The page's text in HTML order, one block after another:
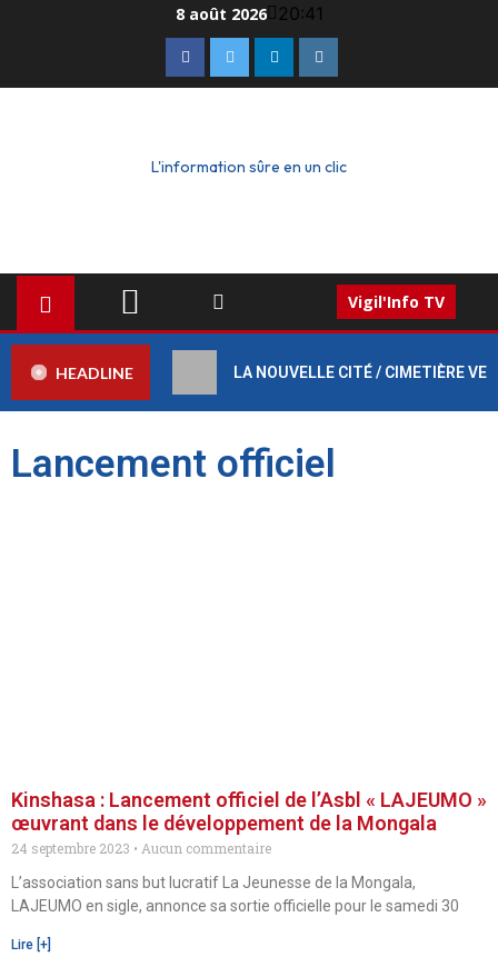
8 août 2026 20:41
L'information sûre en un clic
Vigil'Info TV
HEADLINE LA NOUVELLE CITÉ / CIMETIÈRE
Lancement officiel
Kinshasa : Lancement officiel de l’Asbl « LAJEUMO »
œuvrant dans le développement de la Mongala
24 septembre 2023
Aucun commentaire
L’association sans but lucratif La Jeunesse de la Mongala,
LAJEUMO en sigle, annonce sa sortie officielle pour le samedi 30
Lire [+]